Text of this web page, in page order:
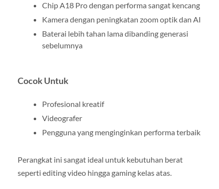
Chip A18 Pro dengan performa sangat kencang
Kamera dengan peningkatan zoom optik dan AI
Baterai lebih tahan lama dibanding generasi
sebelumnya
Cocok Untuk
Profesional kreatif
Videografer
Pengguna yang menginginkan performa terbaik
Perangkat ini sangat ideal untuk kebutuhan berat
seperti editing video hingga gaming kelas atas.